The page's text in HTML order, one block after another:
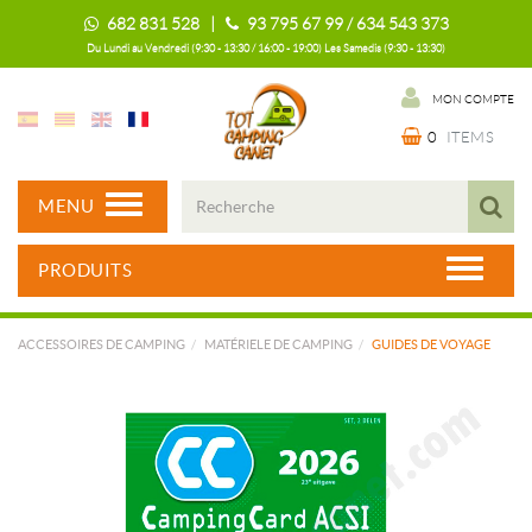
682 831 528 | 93 795 67 99 / 634 543 373
Du Lundi au Vendredi (9:30 - 13:30 / 16:00 - 19:00) Les Samedis (9:30 - 13:30)
MON COMPTE
0 ITEMS
MENU
PRODUITS
ACCESSOIRES DE CAMPING MATÉRIELE DE CAMPING GUIDES DE VOYAGE